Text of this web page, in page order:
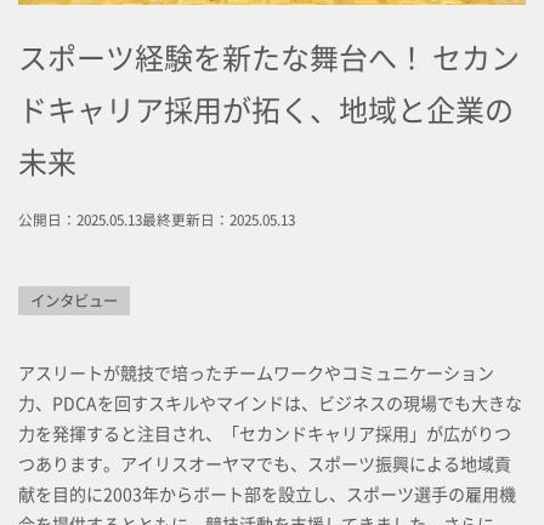
スポーツ経験を新たな舞台へ！ セカン
ドキャリア採用が拓く、地域と企業の
未来
公開日：2025.05.13最終更新日：2025.05.13
インタビュー
アスリートが競技で培ったチームワークやコミュニケーション
力、PDCAを回すスキルやマインドは、ビジネスの現場でも大きな
力を発揮すると注目され、「セカンドキャリア採用」が広がりつ
つあります。アイリスオーヤマでも、スポーツ振興による地域貢
献を目的に2003年からボート部を設立し、スポーツ選手の雇用機